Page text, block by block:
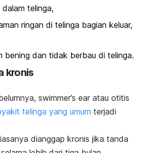
telinga,
ringan di telinga bagian keluar,
bening dan tidak berbau di telinga.
kronis
swimmer’s ear atau otitis
telinga yang umum terjadi
dianggap kronis jika tanda